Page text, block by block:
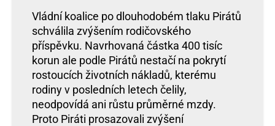
Vládní koalice po dlouhodobém tlaku Pirátů
schválila zvýšením rodičovského
příspěvku. Navrhovaná částka 400 tisíc
korun ale podle Pirátů nestačí na pokrytí
rostoucích životních nákladů, kterému
rodiny v posledních letech čelily,
neodpovídá ani růstu průměrné mzdy.
Proto Piráti prosazovali zvýšení